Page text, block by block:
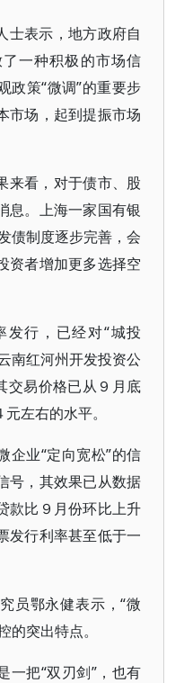
士表示，地方政府自
一种积极的市场信
政策“微调”的重要步
市场，起到提振市场
来看，对于债市、股
息。上海一家国有银
债制度逐步完善，会
资者增加更多选择空
发行，已经对“城投
南红河州开发投资公
交易价格已从９月底
左右的水平。
企业“定向宽松”的信
号，其效果已从数据
款比９月份环比上升
发行利率甚至低于一
员鄂永健表示，“微
的突出特点。
一把“双刃剑”，也有